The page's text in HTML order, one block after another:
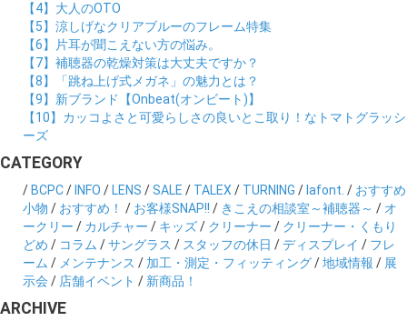
【4】大人のOTO
【5】涼しげなクリアブルーのフレーム特集
【6】片耳が聞こえない方の悩み。
【7】補聴器の乾燥対策は大丈夫ですか？
【8】「跳ね上げ式メガネ」の魅力とは？
【9】新ブランド【Onbeat(オンビート)】
【10】カッコよさと可愛らしさの良いとこ取り！なトマトグラッシ
ーズ
CATEGORY
/ BCPC/ INFO / LENS /SALE / TALEX/ TURNING / lafont. / おすすめ
小物 / おすすめ！ / お客様SNAP!! / きこえの相談室～補聴器～ / オ
ークリー / カルチャー / キッズ/ クリーナー / クリーナー・くもり
どめ / コラム /サングラス / スタッフの休日 /ディスプレイ / フレ
ーム / メンテナンス / 加工・測定・フィッティング/地域情報 / 展
示会 / 店舗イベント / 新商品！
ARCHIVE